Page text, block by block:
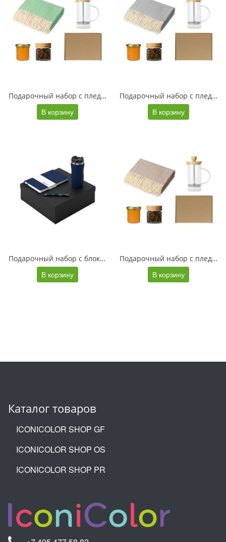
Подарочный набор с пледом, френчпрессом, чаем и вареньем, зеленый
В корзину
Подарочный набор с пледом, френчпрессом, чаем и вареньем, серый
В корзину
Подарочный набор с блокнотом С2, металлической ручкой и термокружкой, темно-синий
В корзину
Подарочный набор с пледом, френчпрессом, чаем и вареньем, бежевый
В корзину
Каталог товаров
ICONICOLOR SHOP GF
ICONICOLOR SHOP OS
ICONICOLOR SHOP PR